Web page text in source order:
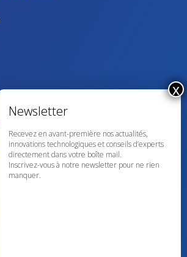
avec TeamViewer
Recevez en avant-première nos actualités,
innovations technologiques et conseils d’experts
directement dans votre boîte mail.
Inscrivez-vous à notre newsletter pour ne rien
manquer.